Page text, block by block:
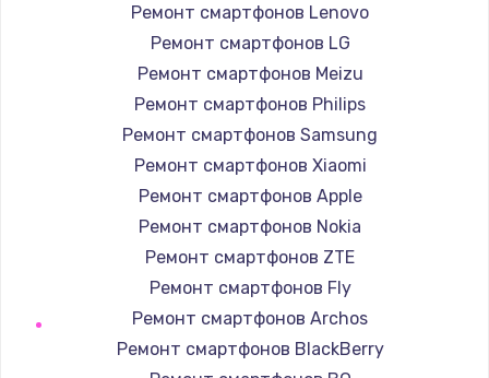
890 руб.
Заказать
Замена тачпада
1330 руб.
Заказать
Замена контроллера питания
1490 руб.
Заказать
Замена южного моста
Ремонт смартфонов Lenovo
Ремонт смартфонов LG
Ремонт смартфонов Meizu
Ремонт смартфонов Philips
Ремонт смартфонов Samsung
Ремонт смартфонов Xiaomi
Ремонт смартфонов Apple
Ремонт смартфонов Nokia
Ремонт смартфонов ZTE
Ремонт смартфонов Fly
Ремонт смартфонов Archos
Ремонт смартфонов BlackBerry